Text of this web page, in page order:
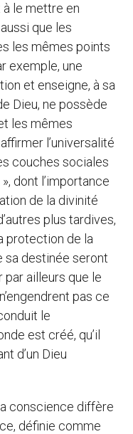
le mettre en
que les
les mêmes points
exemple, une
et enseigne, à sa
Dieu, ne possède
les mêmes
l’universalité
couches sociales
dont l’importance
de la divinité
plus tardives,
protection de la
sa destinée seront
par ailleurs que le
pas ce
le
est créé, qu’il
d’un Dieu
diffère
définie comme